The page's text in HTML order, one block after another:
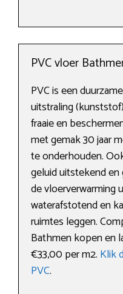
PVC vloer
PVC is een
uitstraling
fraaie en
met gemak 30 jaar
te onderhouden.
geluid uitstekend
de vloerverwarming
waterafstotend en
ruimtes leggen.
Bathmen kopen en
€33,00 per m2. Klik
PVC.